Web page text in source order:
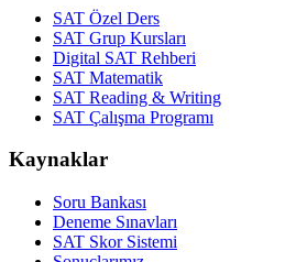
SAT Özel Ders
SAT Grup Kursları
Digital SAT Rehberi
SAT Matematik
SAT Reading & Writing
SAT Çalışma Programı
Kaynaklar
Soru Bankası
Deneme Sınavları
SAT Skor Sistemi